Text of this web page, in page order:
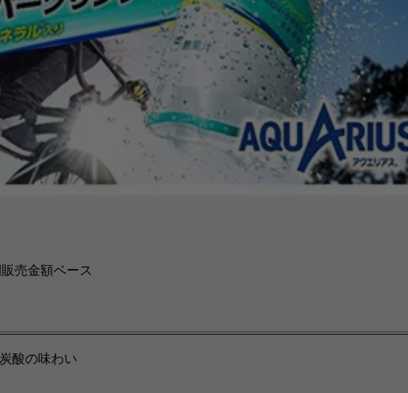
売金額ベース
酸の味わい